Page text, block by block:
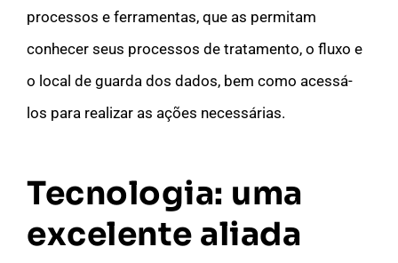
processos e ferramentas, que as permitam
conhecer seus processos de tratamento, o fluxo e
o local de guarda dos dados, bem como acessá-
los para realizar as ações necessárias.
Tecnologia: uma
excelente aliada